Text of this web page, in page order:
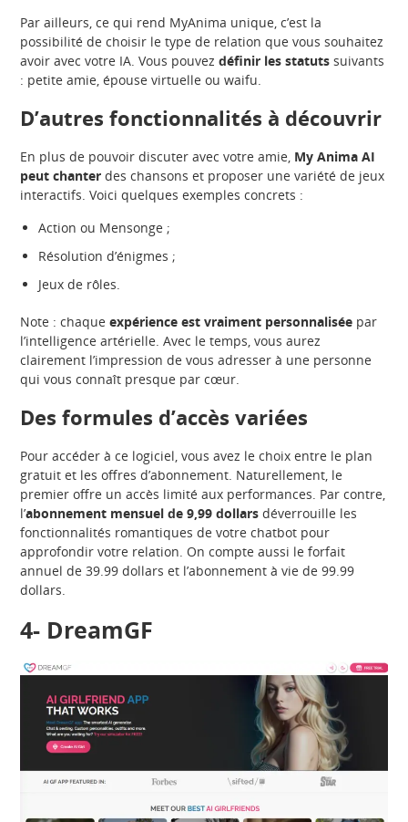
Par ailleurs, ce qui rend MyAnima unique, c’est la
possibilité de choisir le type de relation que vous souhaitez
avoir avec votre IA. Vous pouvezdéfinir les statuts suivants
: petite amie, épouse virtuelle ou waifu.
D’autres fonctionnalités à découvrir
En plus de pouvoir discuter avec votre amie, My Anima AI
peut chanter des chansons et proposer une variété de jeux
interactifs. Voici quelques exemples concrets :
Action ou Mensonge ;
Résolution d’énigmes ;
Jeux de rôles.
Note : chaqueexpérience est vraiment personnalisée par
l’intelligence artérielle. Avec le temps, vous aurez
clairement l’impression de vous adresser à une personne
qui vous connaît presque par cœur.
Des formules d’accès variées
Pour accéder à ce logiciel, vous avez le choix entre le plan
gratuit et les offres d’abonnement. Naturellement, le
premier offre un accès limité aux performances. Par contre,
l’abonnement mensuel de 9,99 dollarsdéverrouille les
fonctionnalités romantiques de votre chatbot pour
approfondir votre relation. On compte aussi le forfait
annuel de 39.99 dollars et l’abonnement à vie de 99.99
dollars.
4- DreamGF